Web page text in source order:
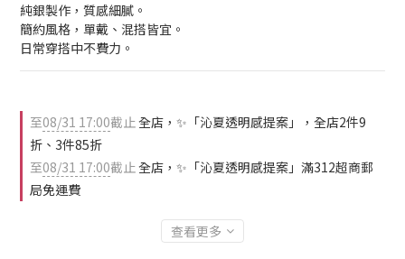
純銀製作，質感細膩。
簡約風格，單戴、混搭皆宜。
日常穿搭中不費力。
至08/31 17:00截止全店，✨「沁夏透明感提案」，全店2件9
折、3件85折
至08/31 17:00截止全店，✨「沁夏透明感提案」滿312超商郵
局免運費
查看更多